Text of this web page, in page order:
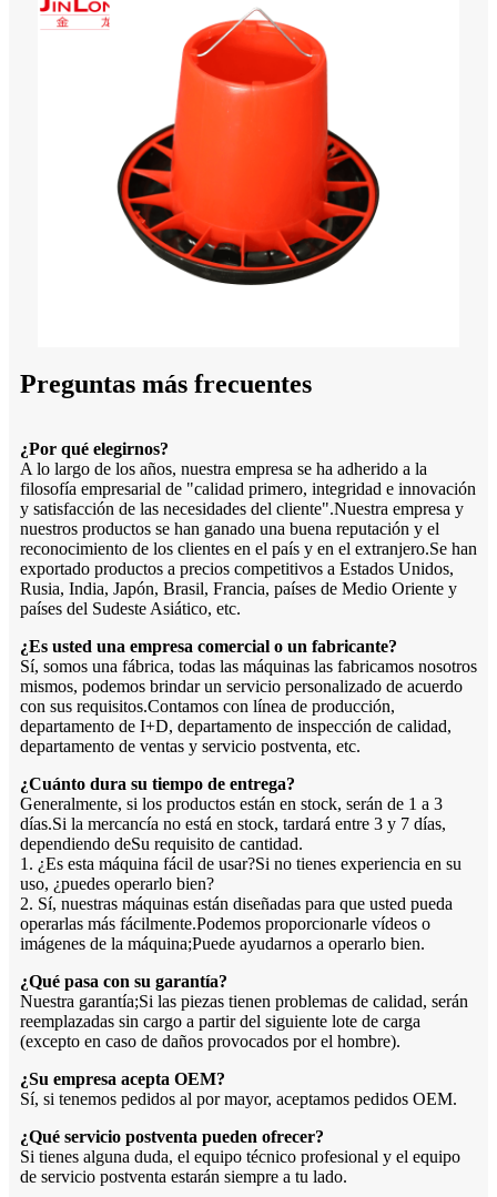
Preguntas más frecuentes
¿Por qué elegirnos?
A lo largo de los años, nuestra empresa se ha adherido a la
filosofía empresarial de "calidad primero, integridad e innovación
y satisfacción de las necesidades del cliente".Nuestra empresa y
nuestros productos se han ganado una buena reputación y el
reconocimiento de los clientes en el país y en el extranjero.Se han
exportado productos a precios competitivos a Estados Unidos,
Rusia, India, Japón, Brasil, Francia, países de Medio Oriente y
países del Sudeste Asiático, etc.
¿Es usted una empresa comercial o un fabricante?
Sí, somos una fábrica, todas las máquinas las fabricamos nosotros
mismos, podemos brindar un servicio personalizado de acuerdo
con sus requisitos.Contamos con línea de producción,
departamento de I+D, departamento de inspección de calidad,
departamento de ventas y servicio postventa, etc.
¿Cuánto dura su tiempo de entrega?
Generalmente, si los productos están en stock, serán de 1 a 3
días.Si la mercancía no está en stock, tardará entre 3 y 7 días,
dependiendo deSu requisito de cantidad.
1. ¿Es esta máquina fácil de usar?Si no tienes experiencia en su
uso, ¿puedes operarlo bien?
2. Sí, nuestras máquinas están diseñadas para que usted pueda
operarlas más fácilmente.Podemos proporcionarle vídeos o
imágenes de la máquina;Puede ayudarnos a operarlo bien.
¿Qué pasa con su garantía?
Nuestra garantía;Si las piezas tienen problemas de calidad, serán
reemplazadas sin cargo a partir del siguiente lote de carga
(excepto en caso de daños provocados por el hombre).
¿Su empresa acepta OEM?
Sí, si tenemos pedidos al por mayor, aceptamos pedidos OEM.
¿Qué servicio postventa pueden ofrecer?
Si tienes alguna duda, el equipo técnico profesional y el equipo
de servicio postventa estarán siempre a tu lado.